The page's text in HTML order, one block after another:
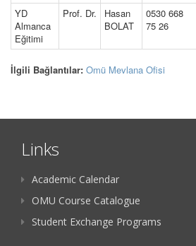
YD
Almanca
Eğitimi
Prof. Dr.
Hasan
BOLAT
0530 668
75 26
İlgili Bağlantılar: Omü Mevlana Ofisi
Links
Academic Calendar
OMU Course Catalogue
Student Exchange Programs